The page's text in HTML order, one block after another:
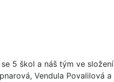
5 škol a náš tým ve složení
Vendula Povalilová a